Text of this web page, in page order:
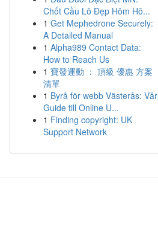
Chốt Cầu Lô Đẹp Hôm Hô...
1 Get Mephedrone Securely:
A Detailed Manual
1 Alpha989 Contact Data:
How to Reach Us
1 寶發運動 ： 頂級 優惠 方案
清單
1 Byrå för webb Västerås: Vår
Guide till Online U...
1 Finding copyright: UK
Support Network